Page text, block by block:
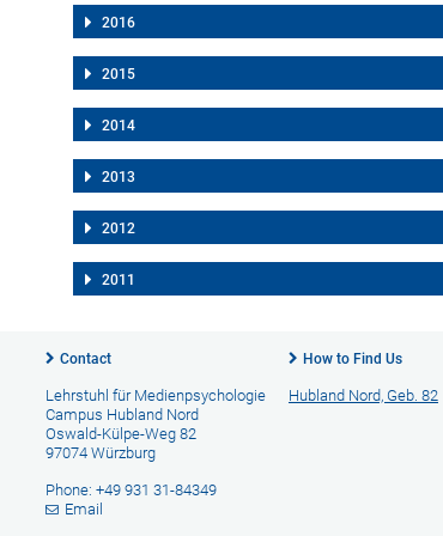
2016
2015
2014
2013
2012
2011
Contact
Lehrstuhl für Medienpsychologie
Campus Hubland Nord
Oswald-Külpe-Weg 82
97074 Würzburg
Phone: +49 931 31-84349
Email
How to Find Us
Hubland Nord, Geb. 82